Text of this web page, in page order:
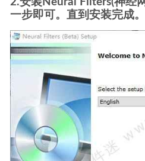
一步即可。直到安装完成。